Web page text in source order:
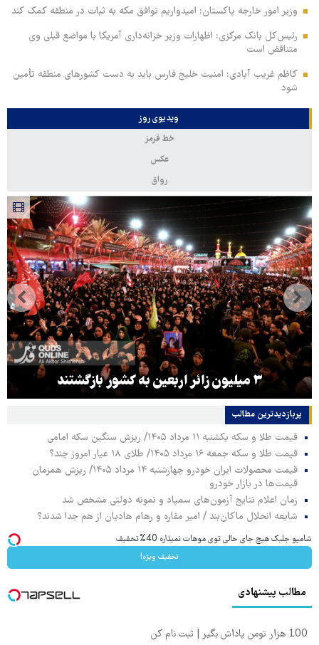
وزیر امور خارجه پاکستان: امیدواریم توافق مکه به ثبات در منطقه کمک کند
رئیس‌کل بانک مرکزی: اظهارات وزیر خزانه‌داری آمریکا با مواضع قبلی وی
متناقض است
کاظم غریب آبادی: امنیت خلیج فارس باید به دست کشورهای منطقه تأمین
شود
ویدیوی روز
خط قرمز
عکس
رواق
۳ میلیون زائر اربعین به کشور بازگشتند
پربازدیدترین‌ مطالب
قیمت طلا و سکه یکشنبه ۱۱ مرداد ۱۴۰۵/ ریزش سنگین سکه امامی
قیمت طلا و سکه جمعه ۱۶ مرداد ۱۴۰۵/ طلای ۱۸ عیار امروز چند؟
قیمت محصولات ایران خودرو چهارشنبه ۱۴ مرداد ۱۴۰۵/ ریزش همزمان
قیمت‌ها در بازار خودرو
زمان اعلام نتایج آزمون‌های سمپاد و نمونه دولتی مشخص شد
شایعه انحلال ماکان‌بند / امیر مقاره و رهام هادیان از هم جدا شدند؟
شامپو جلبک هیچ جای خالی توی موهات نمیذاره 40%تخفیف
تخفیف ویژه!
مطالب پیشنهادی
100 هزار تومن پاداش بگیر | ثبت نام کن